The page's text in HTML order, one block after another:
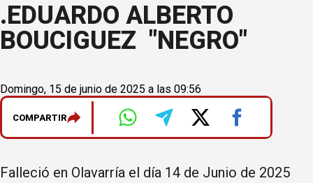
.EDUARDO ALBERTO
BOUCIGUEZ "NEGRO"
Domingo, 15 de junio de 2025 a las 09:56
COMPARTIR
Falleció en Olavarría el día 14 de Junio de 2025